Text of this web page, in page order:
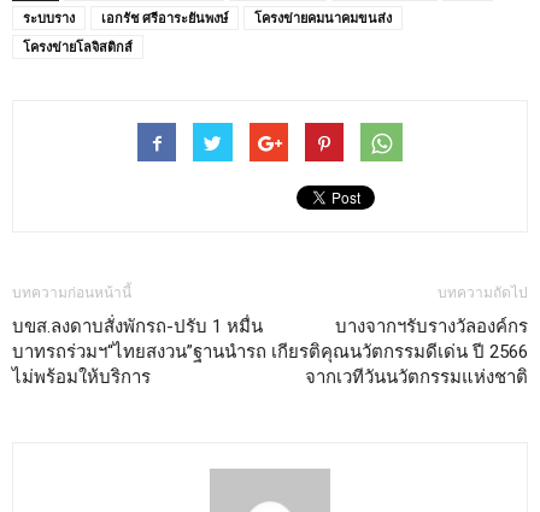
ระบบราง
เอกรัช ศรีอาระยันพงษ์
โครงข่ายคมนาคมขนส่ง
โครงข่ายโลจิสติกส์
บทความก่อนหน้านี้
บขส.ลงดาบสั่งพักรถ-ปรับ 1 หมื่น
บาทรถร่วมฯ“ไทยสงวน”ฐานนำรถ
ไม่พร้อมให้บริการ
บทความถัดไป
บางจากฯรับรางวัลองค์กร
เกียรติคุณนวัตกรรมดีเด่น ปี 2566
จากเวทีวันนวัตกรรมแห่งชาติ